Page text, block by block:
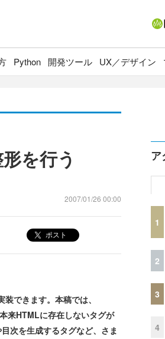
Python 開発ツール UX／デザイン
を行う
2007/01/26 00:00
ポスト
できます。本稿では、
来HTMLに存在しないタグが
次を生成するタグなど、さま
ア
1
2
3
4